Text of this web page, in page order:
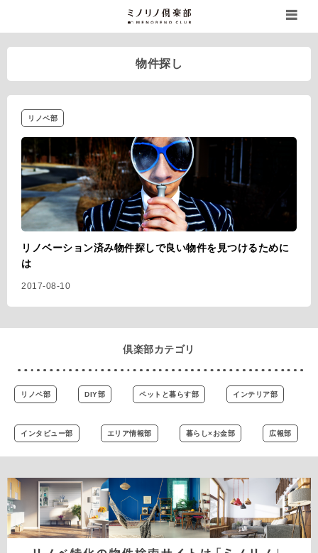
物件探し
リノベ部
リノベーション済み物件探しで良い物件を見つけるために
は
2017-08-10
倶楽部カテゴリ
リノベ部 DIY部 ペットと暮らす部 インテリア部
インタビュー部 エリア情報部 暮らし×お金部 広報部